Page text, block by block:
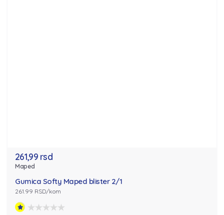
261,99 rsd
Maped
Gumica Softy Maped blister 2/1
261.99 RSD/kom